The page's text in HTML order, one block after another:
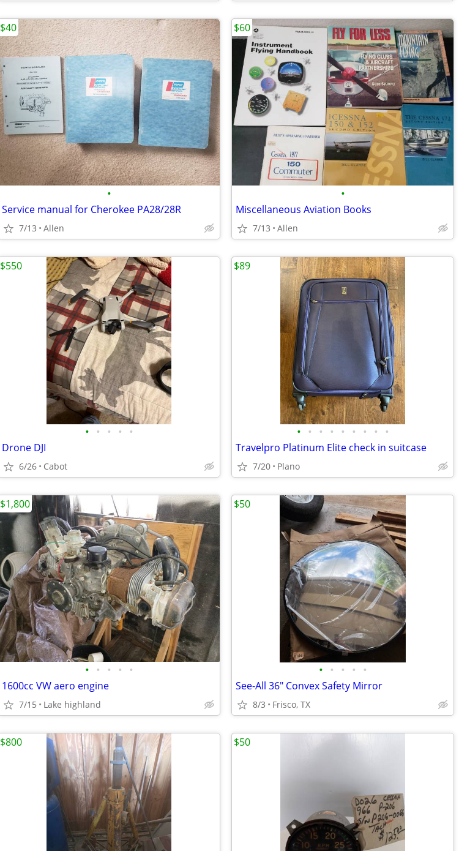
•
Service manual for Cherokee PA28/28R
7/13 Allen
$40
•
Miscellaneous Aviation Books
7/13 Allen
$60
• • • • •
Drone DJI
6/26 Cabot
$550
• • • • • • • • •
Travelpro Platinum Elite check in suitcase
7/20 Plano
$89
• • • • •
1600cc VW aero engine
7/15 Lake highland
$1,800
• • • • •
See-All 36" Convex Safety Mirror
8/3 Frisco, TX
$50
$800 $50